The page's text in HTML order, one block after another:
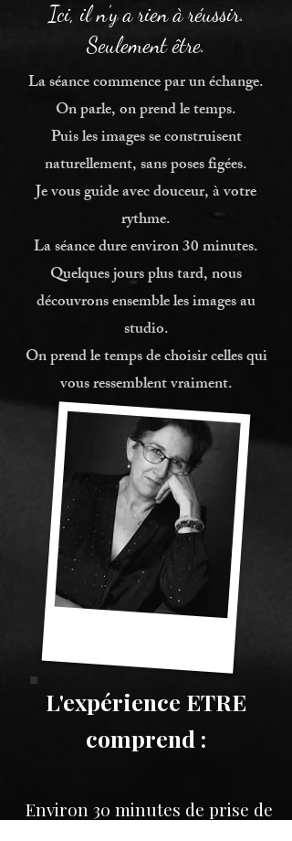
Ici, il n’y a rien à réussir.
Seulement être.
La séance commence par un échange.
On parle, on prend le temps.
Puis les images se construisent
naturellement, sans poses figées.
Je vous guide avec douceur, à votre
rythme.
La séance dure environ 30 minutes.
Quelques jours plus tard, nous
découvrons ensemble les images au
studio.
On prend le temps de choisir celles qui
vous ressemblent vraiment.
L'expérience ETRE
comprend :
Environ 30 minutes de prise de